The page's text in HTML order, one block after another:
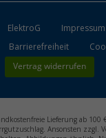
ElektroG Impressum
Barrierefreiheit
Vertrag widerrufen
Lieferung ab
Ansonsten zzgl.